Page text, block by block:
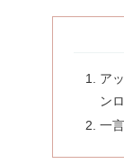
ア
ン
一